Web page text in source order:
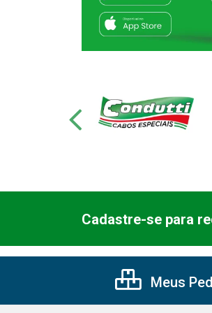
Cadastre-se para
Meus